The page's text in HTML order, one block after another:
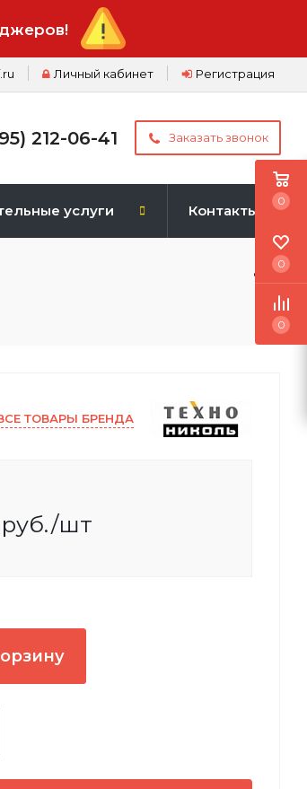
Регистрация
Личный кабинет
212-06-41 Заказать звонок
услуги Контакты
ТОВАРЫ БРЕНДА
руб./шт
0
0
0